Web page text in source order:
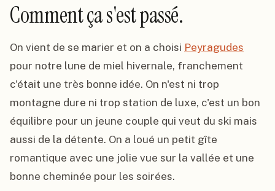
Comment ça s'est passé.
On vient de se marier et on a choisi Peyragudes
pour notre lune de miel hivernale, franchement
c'était une très bonne idée. On n'est ni trop
montagne dure ni trop station de luxe, c'est un bon
équilibre pour un jeune couple qui veut du ski mais
aussi de la détente. On a loué un petit gîte
romantique avec une jolie vue sur la vallée et une
bonne cheminée pour les soirées.